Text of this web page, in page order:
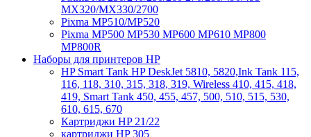
MX320/MX330/2700
Pixma MP510/MP520
Pixma MP500 MP530 MP600 MP610 MP800
MP800R
Наборы для принтеров HP
HP Smart Tank HP DeskJet 5810, 5820,Ink Tank 115,
116, 118, 310, 315, 318, 319, Wireless 410, 415, 418,
419, Smart Tank 450, 455, 457, 500, 510, 515, 530,
610, 615, 670
Картриджи HP 21/22
картриджи HP 305